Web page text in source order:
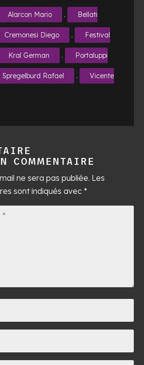
Alarcon Mario . Bellati
Cremonesi Diego . Festival
Kral German . Portaluppi
Spregelburd Rafael . Vicente
COMMENTAIRE
ne sera pas publiée. Les
sont indiqués avec *